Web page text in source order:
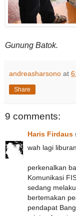
Gunung Batok.
andreasharsono at
Share
9 comments:
Haris Firdaus
wah lagi
perkenalkan
Komunikasi
sedang
bertemakan
pendapat